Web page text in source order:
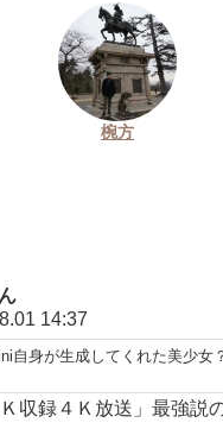
椀方
14:37
自身が生成してくれた美少女
収録４Ｋ放送」最強説